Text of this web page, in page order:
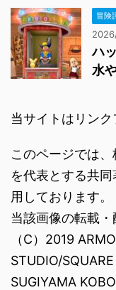
冒険
ハ
水
当サイトはリン
このページでは
を代表とする共
用しております。
当該画像の転載・
（C）2019
STUDIO/
SUGIYAMA